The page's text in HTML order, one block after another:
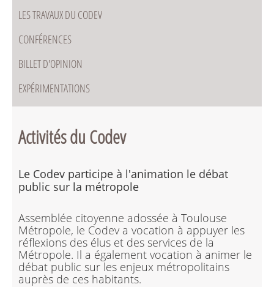
LES TRAVAUX DU CODEV
CONFÉRENCES
BILLET D'OPINION
EXPÉRIMENTATIONS
Activités du Codev
Le Codev participe à l'animation le débat
public sur la métropole
Assemblée citoyenne adossée à Toulouse
Métropole, le Codev a vocation à appuyer les
réflexions des élus et des services de la
Métropole. Il a également vocation à animer le
débat public sur les enjeux métropolitains
auprès de ces habitants.